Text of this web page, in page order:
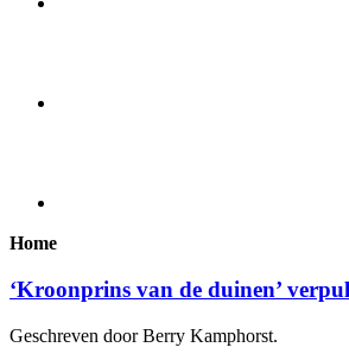
Home
‘Kroonprins van de duinen’
Geschreven door Berry Kamphorst.